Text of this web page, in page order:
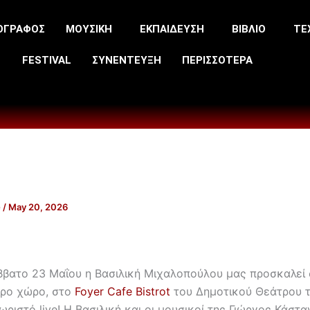
ΜΟΥΣΙΚΗ ΕΚΠΑΙΔΕΥΣΗ ΒΙΒΛΙΟ
FESTIVAL ΣΥΝΕΝΤΕΥΞΗ ΠΕΡΙΣΣΟΤΕΡΑ
/ May 20, 2026
23 Μαΐου η Βασιλική Μιχαλοπούλου μας προσκαλεί
χώρο, στο Foyer Cafe Bistrot του Δημοτικού Θεάτρου